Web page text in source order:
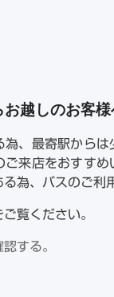
お越しのお客様
、最寄駅からは
ご来店をおすす
為、バスのご利
覧ください。
する。